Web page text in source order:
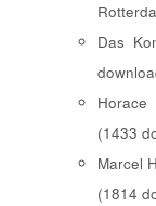
Das
Horace
(1433
Marcel
(1814